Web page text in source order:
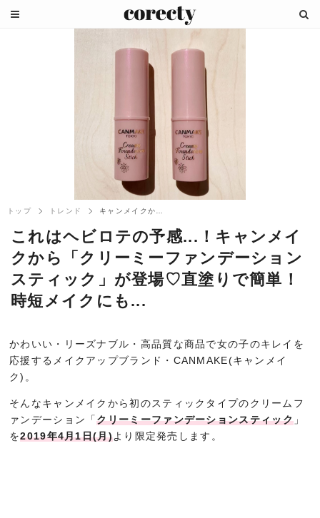
トップ トレンド
これはヘビロテの予感...！キャンメイ
クから「クリーミーファンデーション
スティック」が登場♡直塗りで簡単！
時短メイクにも...
かわいい・リーズナブル・高品質な商品で女の子のキレイを
応援するメイクアップブランド・CANMAKE(キャンメイ
ク)。
そんなキャンメイクから初のスティックタイプのクリームフ
ァンデーション「クリーミーファンデーションスティック」
を2019年4月1日(月)より限定発売します。